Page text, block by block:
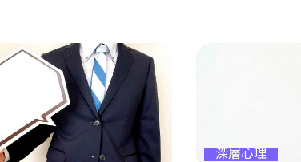
深層心理